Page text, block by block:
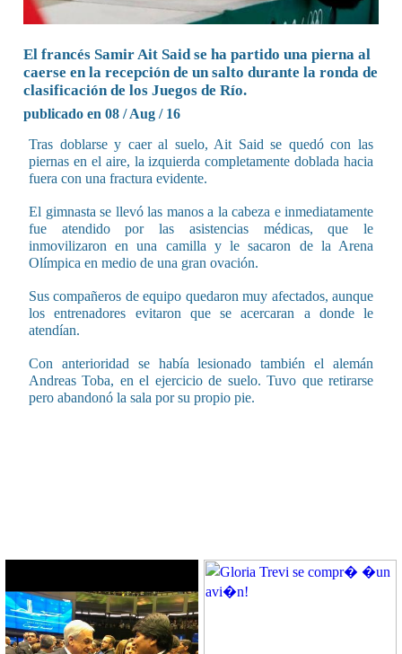
El francés Samir Ait Said se ha partido una pierna al
caerse en la recepción de un salto durante la ronda de
clasificación de los Juegos de Río.
publicado en 08 / Aug / 16
Tras doblarse y caer al suelo, Ait Said se quedó con las
piernas en el aire, la izquierda completamente doblada hacia
fuera con una fractura evidente.
El gimnasta se llevó las manos a la cabeza e inmediatamente
fue atendido por las asistencias médicas, que le
inmovilizaron en una camilla y le sacaron de la Arena
Olímpica en medio de una gran ovación.
Sus compañeros de equipo quedaron muy afectados, aunque
los entrenadores evitaron que se acercaran a donde le
atendían.
Con anterioridad se había lesionado también el alemán
Andreas Toba, en el ejercicio de suelo. Tuvo que retirarse
pero abandonó la sala por su propio pie.